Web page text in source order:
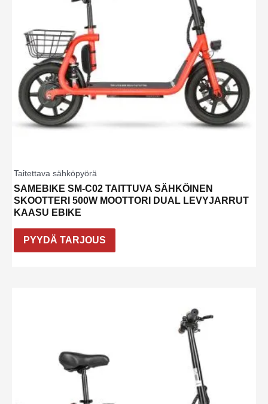
Taitettava sähköpyörä
SAMEBIKE SM-C02 TAITTUVA SÄHKÖINEN
SKOOTTERI 500W MOOTTORI DUAL LEVYJARRUT
KAASU EBIKE
PYYDÄ TARJOUS